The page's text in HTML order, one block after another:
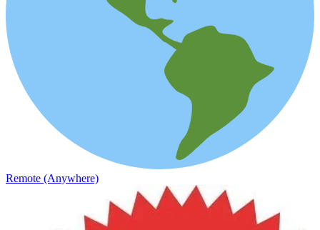
Remote (Anywhere)